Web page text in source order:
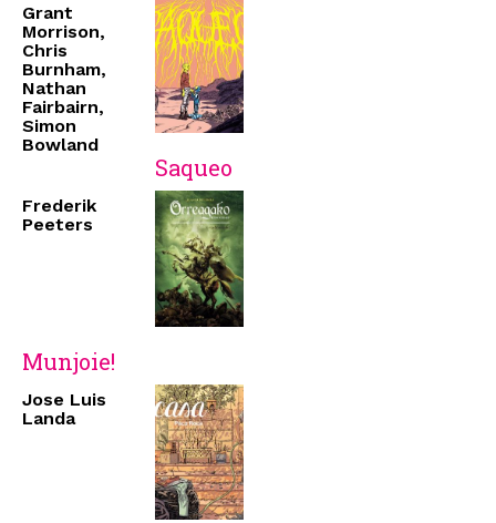
Grant
Morrison,
Chris
Burnham,
Nathan
Fairbairn,
Simon
Bowland
Saqueo
Frederik
Peeters
Munjoie!
Jose Luis
Landa